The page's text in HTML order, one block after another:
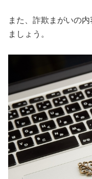
また、詐欺まがいの
ましょう。